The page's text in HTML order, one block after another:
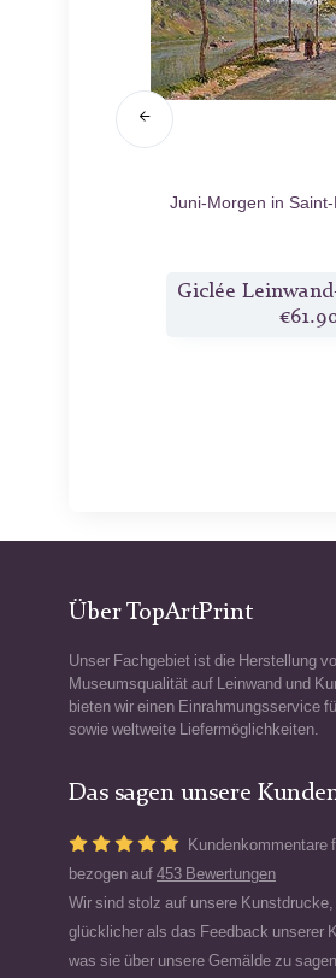
Juni-Morgen in
Giclée
Über TopArtPrint
Unser Fachgebiet ist die Herstellung
Museumsqualität auf Leinwand und
bieten wir einen Einrahmungsservice
sowie weltweite Liefermöglichkeiten.
Das sagen unsere
Kundenkommentare
bezogen auf 453 Bewertungen
Wir sind stolz auf unsere
glücklicher als das Feedback unserer
was sie über unsere Gemälde zu